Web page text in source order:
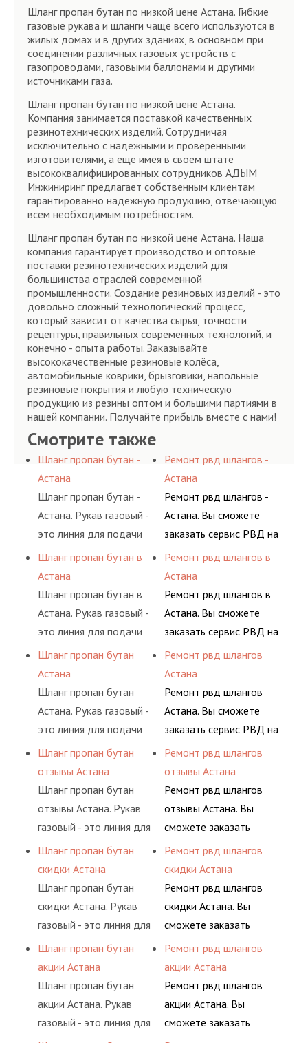
Шланг пропан бутан по низкой цене Астана. Гибкие
газовые рукава и шланги чаще всего используются в
жилых домах и в других зданиях, в основном при
соединении различных газовых устройств с
газопроводами, газовыми баллонами и другими
источниками газа.
Шланг пропан бутан по низкой цене Астана.
Компания занимается поставкой качественных
резинотехнических изделий. Сотрудничая
исключительно с надежными и проверенными
изготовителями, а еще имея в своем штате
высококвалифицированных сотрудников АДЫМ
Инжиниринг предлагает собственным клиентам
гарантированно надежную продукцию, отвечающую
всем необходимым потребностям.
Шланг пропан бутан по низкой цене Астана. Наша
компания гарантирует производство и оптовые
поставки резинотехнических изделий для
большинства отраслей современной
промышленности. Создание резиновых изделий - это
довольно сложный технологический процесс,
который зависит от качества сырья, точности
рецептуры, правильных современных технологий, и
конечно - опыта работы. Заказывайте
высококачественные резиновые колёса,
автомобильные коврики, брызговики, напольные
резиновые покрытия и любую техническую
продукцию из резины оптом и большими партиями в
нашей компании. Получайте прибыль вместе с нами!
Смотрите также
Шланг пропан бутан -
Астана
Шланг пропан бутан -
Астана. Рукав газовый -
это линия для подачи
сжатого воздуха и
различных типов
сжиженного газа
(кислород, аргон, метан,
пропан, бутан,
определенными
Шланг пропан бутан в
Астана
Шланг пропан бутан в
Астана. Рукав газовый -
это линия для подачи
сжатого воздуха и
различных типов
сжиженного газа
(кислород, аргон, метан,
пропан, бутан,
определенными
Шланг пропан бутан
Астана
Шланг пропан бутан
Астана. Рукав газовый -
это линия для подачи
сжатого воздуха и
различных типов
сжиженного газа
(кислород, аргон, метан,
пропан, бутан,
определенными
элементами системы.
Шланг пропан бутан
отзывы Астана
Шланг пропан бутан
отзывы Астана. Рукав
газовый - это линия для
подачи сжатого
воздуха и различных
типов сжиженного газа
(кислород, аргон, метан,
пропан, бутан,
определенными
элементами системы.
Шланг пропан бутан
скидки Астана
Шланг пропан бутан
скидки Астана. Рукав
газовый - это линия для
подачи сжатого
воздуха и различных
типов сжиженного газа
(кислород, аргон, метан,
пропан, бутан,
Шланг пропан бутан
акции Астана
Шланг пропан бутан
акции Астана. Рукав
газовый - это линия для
Ремонт рвд шлангов -
Астана
Ремонт рвд шлангов -
Астана. Вы сможете
заказать сервис РВД на
разовой основе либо на
условиях
долговременного
комплексного
обслуживания
предприятия.
Ремонт рвд шлангов в
Астана
Ремонт рвд шлангов в
Астана. Вы сможете
заказать сервис РВД на
разовой основе либо на
условиях
долговременного
комплексного
обслуживания
предприятия.
Ремонт рвд шлангов
Астана
Ремонт рвд шлангов
Астана. Вы сможете
заказать сервис РВД на
разовой основе либо на
условиях
долговременного
комплексного
обслуживания
предприятия.
Ремонт рвд шлангов
отзывы Астана
Ремонт рвд шлангов
отзывы Астана. Вы
сможете заказать
сервис РВД на разовой
основе либо на
условиях
долговременного
комплексного
гидросистем Вашего
предприятия.
Ремонт рвд шлангов
скидки Астана
Ремонт рвд шлангов
скидки Астана. Вы
сможете заказать
сервис РВД на разовой
основе либо на
условиях
долговременного
комплексного
Ремонт рвд шлангов
акции Астана
Ремонт рвд шлангов
акции Астана. Вы
сможете заказать